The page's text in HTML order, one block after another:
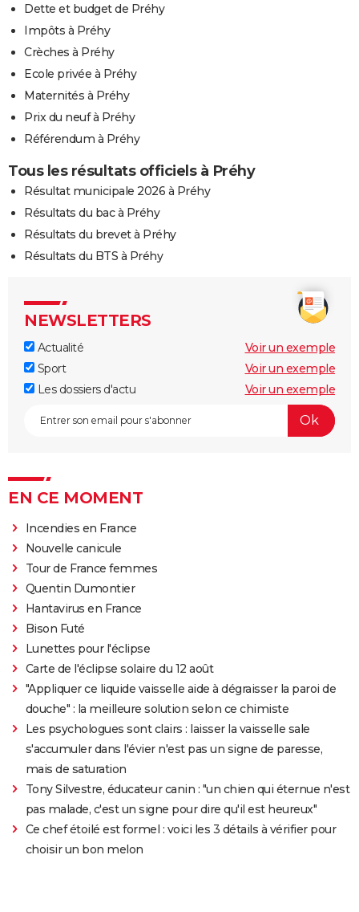
Dette et budget de Préhy
Impôts à Préhy
Crèches à Préhy
Ecole privée à Préhy
Maternités à Préhy
Prix du neuf à Préhy
Référendum à Préhy
Tous les résultats officiels à Préhy
Résultat municipale 2026 à Préhy
Résultats du bac à Préhy
Résultats du brevet à Préhy
Résultats du BTS à Préhy
NEWSLETTERS
Actualité
Voir un exemple
Sport
Voir un exemple
Les dossiers d'actu
Voir un exemple
EN CE MOMENT
Incendies en France
Nouvelle canicule
Tour de France femmes
Quentin Dumontier
Hantavirus en France
Bison Futé
Lunettes pour l'éclipse
Carte de l'éclipse solaire du 12 août
"Appliquer ce liquide vaisselle aide à dégraisser la paroi de
douche" : la meilleure solution selon ce chimiste
Les psychologues sont clairs : laisser la vaisselle sale
s'accumuler dans l'évier n'est pas un signe de paresse,
mais de saturation
Tony Silvestre, éducateur canin : "un chien qui éternue n'est
pas malade, c'est un signe pour dire qu'il est heureux"
Ce chef étoilé est formel : voici les 3 détails à vérifier pour
choisir un bon melon